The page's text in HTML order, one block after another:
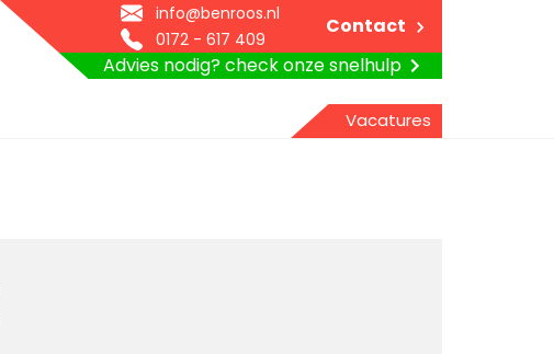
info@benroos.nl
0172 - 617 409
Contact
Advies nodig? check onze snelhulp
Vacatures